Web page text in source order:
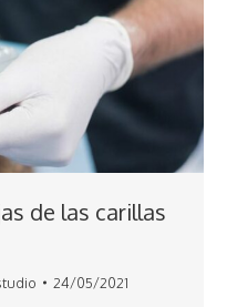
de las carillas
24/05/2021